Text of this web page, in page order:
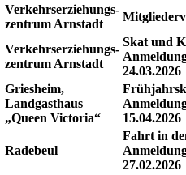
Verkehrserziehungs-
zentrum Arnstadt
Verkehrserziehungs-
zentrum Arnstadt
Skat und
24.03.2026
Griesheim,
Landgasthaus
„Queen Victoria“
15.04.2026
Radebeul
Fahrt in
27.02.2026